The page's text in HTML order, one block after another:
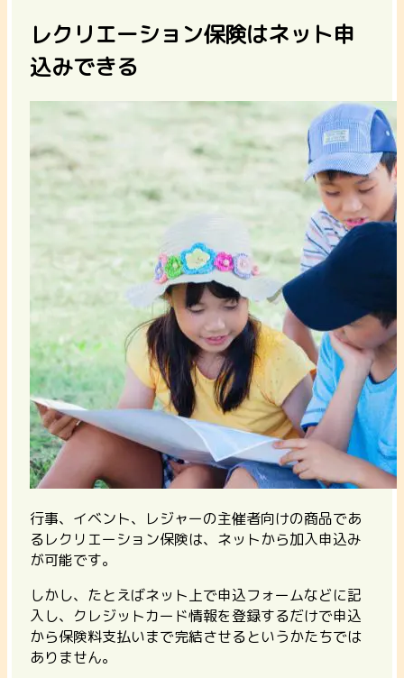
レクリエーション保険はネット申
込みできる
行事、イベント、レジャーの主催者向けの商品であ
るレクリエーション保険は、 ネットから加入申込み
が可能です。
しかし、たとえばネット上で申込フォームなどに記
入し、クレジットカード情報を登録するだけで申込
から保険料支払いまで完結させるというかたちでは
ありません。